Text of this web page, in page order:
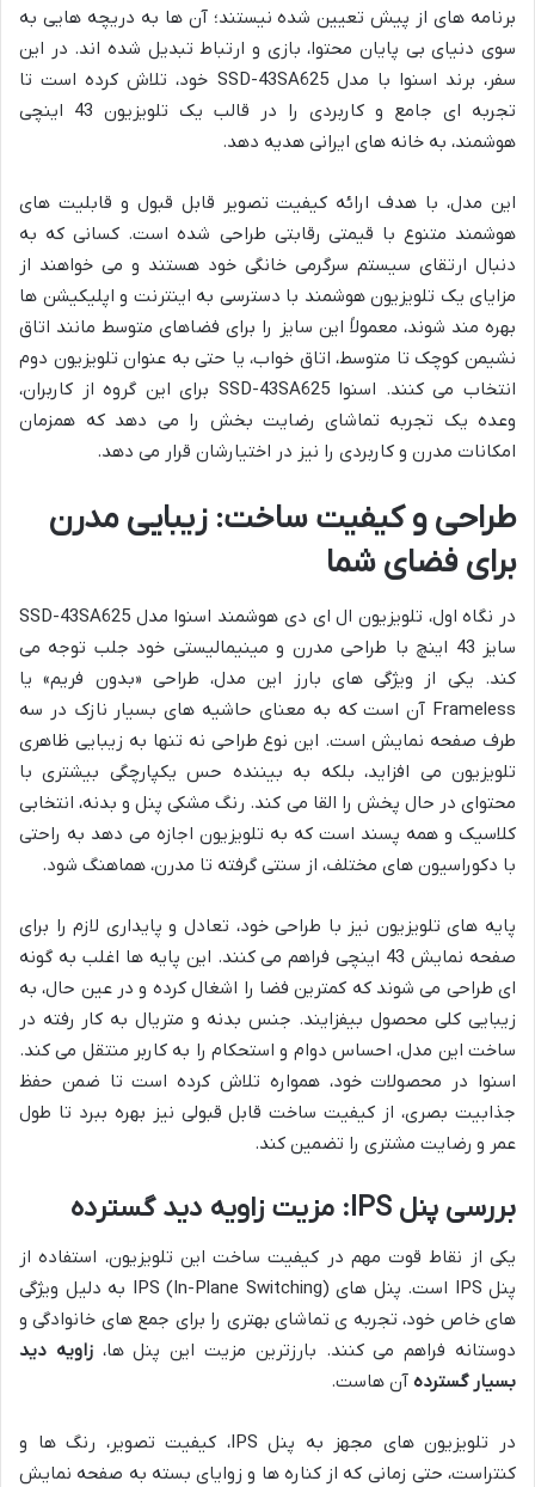
برنامه های از پیش تعیین شده نیستند؛ آن ها به دریچه هایی به
سوی دنیای بی پایان محتوا، بازی و ارتباط تبدیل شده اند. در این
سفر، برند اسنوا با مدل SSD-43SA625 خود، تلاش کرده است تا
تجربه ای جامع و کاربردی را در قالب یک تلویزیون 43 اینچی
هوشمند، به خانه های ایرانی هدیه دهد.
این مدل، با هدف ارائه کیفیت تصویر قابل قبول و قابلیت های
هوشمند متنوع با قیمتی رقابتی طراحی شده است. کسانی که به
دنبال ارتقای سیستم سرگرمی خانگی خود هستند و می خواهند از
مزایای یک تلویزیون هوشمند با دسترسی به اینترنت و اپلیکیشن ها
بهره مند شوند، معمولاً این سایز را برای فضاهای متوسط مانند اتاق
نشیمن کوچک تا متوسط، اتاق خواب، یا حتی به عنوان تلویزیون دوم
انتخاب می کنند. اسنوا SSD-43SA625 برای این گروه از کاربران،
وعده یک تجربه تماشای رضایت بخش را می دهد که همزمان
امکانات مدرن و کاربردی را نیز در اختیارشان قرار می دهد.
طراحی و کیفیت ساخت: زیبایی مدرن
برای فضای شما
در نگاه اول، تلویزیون ال ای دی هوشمند اسنوا مدل SSD-43SA625
سایز 43 اینچ با طراحی مدرن و مینیمالیستی خود جلب توجه می
کند. یکی از ویژگی های بارز این مدل، طراحی «بدون فریم» یا
Frameless آن است که به معنای حاشیه های بسیار نازک در سه
طرف صفحه نمایش است. این نوع طراحی نه تنها به زیبایی ظاهری
تلویزیون می افزاید، بلکه به بیننده حس یکپارچگی بیشتری با
محتوای در حال پخش را القا می کند. رنگ مشکی پنل و بدنه، انتخابی
کلاسیک و همه پسند است که به تلویزیون اجازه می دهد به راحتی
با دکوراسیون های مختلف، از سنتی گرفته تا مدرن، هماهنگ شود.
پایه های تلویزیون نیز با طراحی خود، تعادل و پایداری لازم را برای
صفحه نمایش 43 اینچی فراهم می کنند. این پایه ها اغلب به گونه
ای طراحی می شوند که کمترین فضا را اشغال کرده و در عین حال، به
زیبایی کلی محصول بیفزایند. جنس بدنه و متریال به کار رفته در
ساخت این مدل، احساس دوام و استحکام را به کاربر منتقل می کند.
اسنوا در محصولات خود، همواره تلاش کرده است تا ضمن حفظ
جذابیت بصری، از کیفیت ساخت قابل قبولی نیز بهره ببرد تا طول
عمر و رضایت مشتری را تضمین کند.
بررسی پنل IPS: مزیت زاویه دید گسترده
یکی از نقاط قوت مهم در کیفیت ساخت این تلویزیون، استفاده از
پنل IPS است. پنل های IPS (In-Plane Switching) به دلیل ویژگی
های خاص خود، تجربه ی تماشای بهتری را برای جمع های خانوادگی و
دوستانه فراهم می کنند. بارزترین مزیت این پنل ها،زاویه دید
بسیار گسترده آن هاست.
در تلویزیون های مجهز به پنل IPS، کیفیت تصویر، رنگ ها و
کنتراست، حتی زمانی که از کناره ها و زوایای بسته به صفحه نمایش